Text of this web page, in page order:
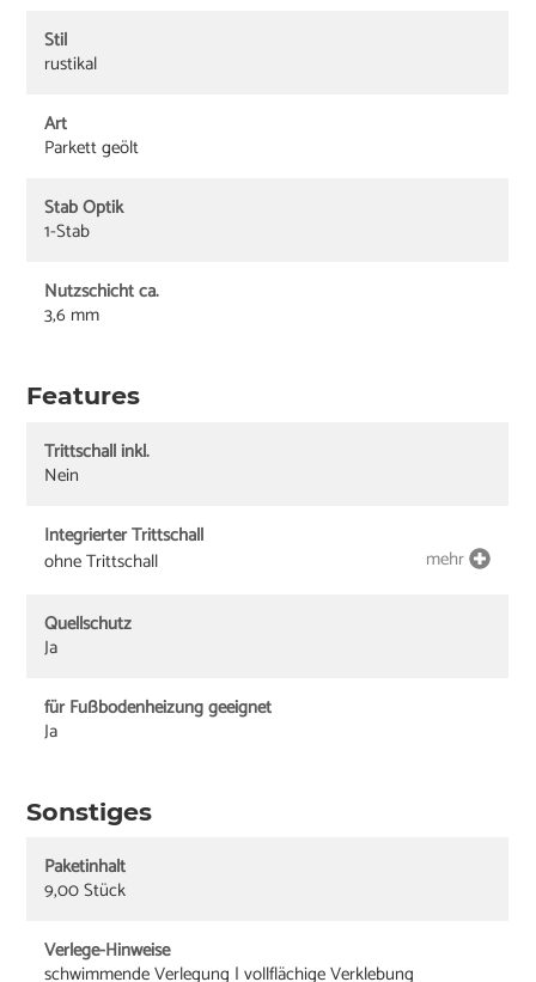
Stil
rustikal
Art
Parkett geölt
Stab Optik
1-Stab
Nutzschicht ca.
3,6 mm
Features
Trittschall inkl.
Nein
Integrierter Trittschall
ohne Trittschall
mehr
Quellschutz
Ja
für Fußbodenheizung geeignet
Ja
Sonstiges
Paketinhalt
9,00 Stück
Verlege-Hinweise
schwimmende Verlegung | vollflächige Verklebung